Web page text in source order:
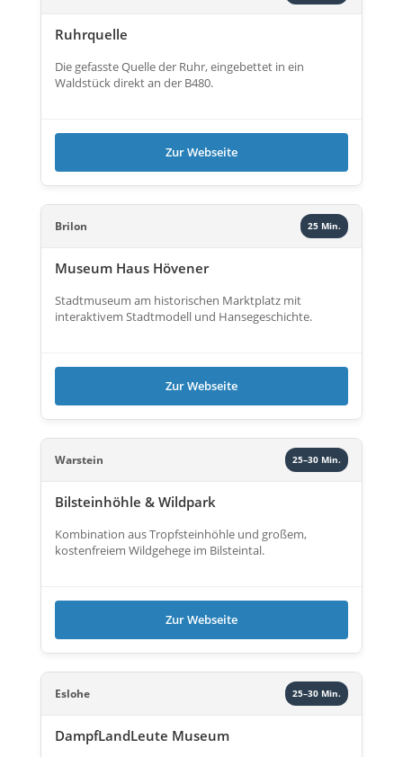
Ruhrquelle
Die gefasste Quelle der Ruhr, eingebettet in ein
Waldstück direkt an der B480.
Zur Webseite
Brilon 25 Min.
Museum Haus Hövener
Stadtmuseum am historischen Marktplatz mit
interaktivem Stadtmodell und Hansegeschichte.
Zur Webseite
Warstein 25–30 Min.
Bilsteinhöhle & Wildpark
Kombination aus Tropfsteinhöhle und großem,
kostenfreiem Wildgehege im Bilsteintal.
Zur Webseite
Eslohe 25–30 Min.
DampfLandLeute Museum